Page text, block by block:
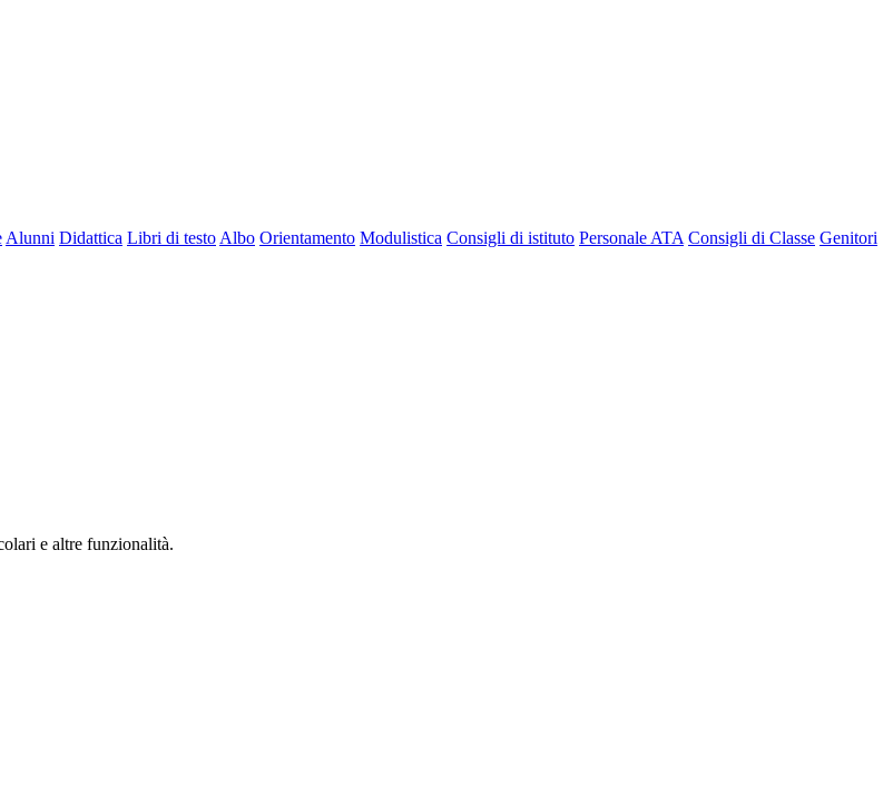
Alunni Didattica Libri di testo Albo Orientamento Modulistica Consigli di istituto Personale ATA Consigli di Classe Genitori
e altre funzionalità.